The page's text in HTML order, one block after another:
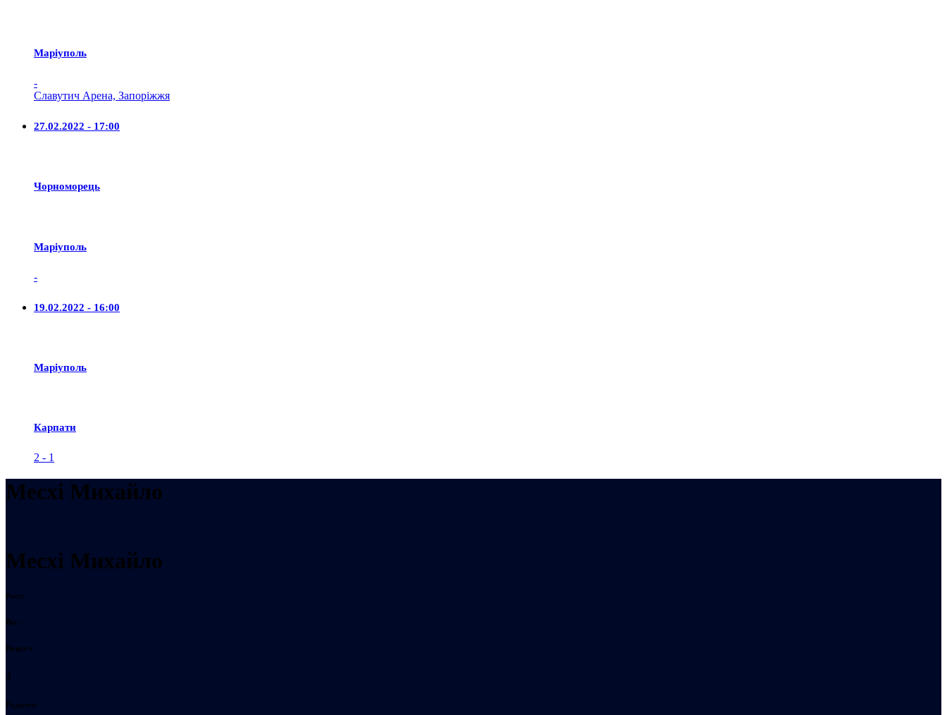
Маріуполь
-
Славутич Арена, Запоріжжя
27.02.2022 - 17:00
Чорноморець
Маріуполь
-
19.02.2022 - 16:00
Маріуполь
Карпати
2 - 1
Месхі Михайло
Месхі Михайло
Рост:
Вес:
Возраст
4
Родился: